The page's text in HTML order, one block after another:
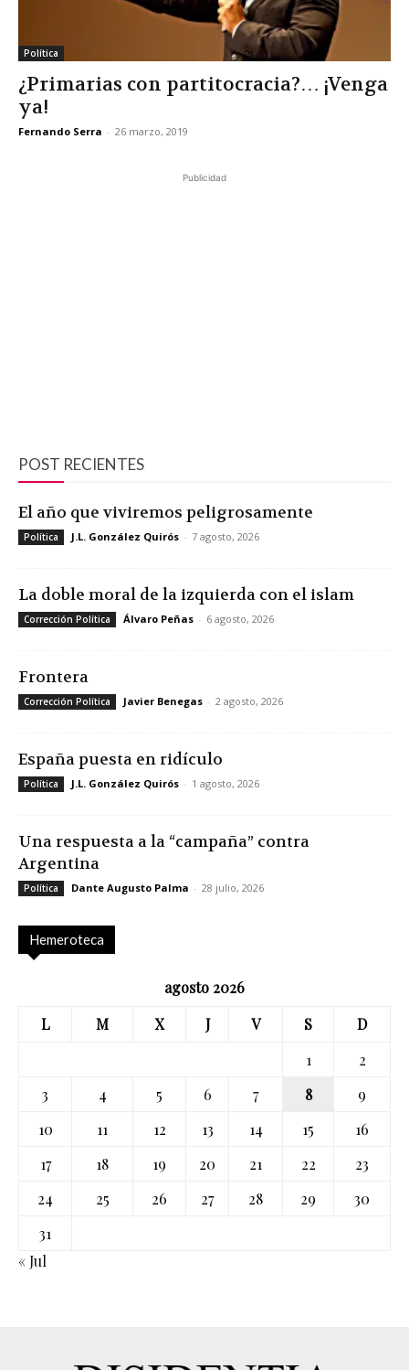
Política
¿Primarias con partitocracia?… ¡Venga
ya!
Fernando Serra - 26 marzo, 2019
Publicidad
POST RECIENTES
El año que viviremos peligrosamente
Política J.L. González Quirós - 7 agosto, 2026
La doble moral de la izquierda con el islam
Corrección Política Álvaro Peñas - 6 agosto, 2026
Frontera
Corrección Política Javier Benegas - 2 agosto, 2026
España puesta en ridículo
Política J.L. González Quirós - 1 agosto, 2026
Una respuesta a la “campaña” contra
Argentina
Política Dante Augusto Palma - 28 julio, 2026
Hemeroteca
agosto 2026
L
M X J V S
D
1
2
3
4 5 6 7 8
9
10
11 12 13 14 15
16
17
18 19 20 21 22
23
24
25 26 27 28 29
30
31
« Jul